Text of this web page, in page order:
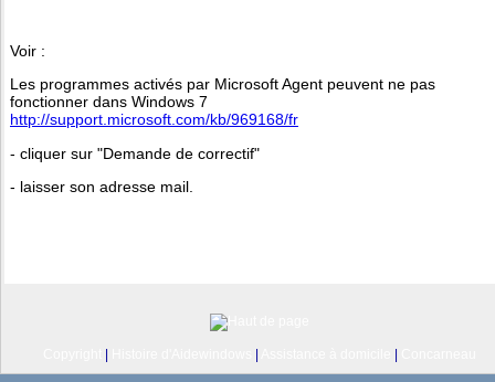
Voir :
Les programmes activés par Microsoft Agent peuvent ne pas
fonctionner dans Windows 7
http://support.microsoft.com/kb/969168/fr
- cliquer sur "Demande de correctif"
- laisser son adresse mail.